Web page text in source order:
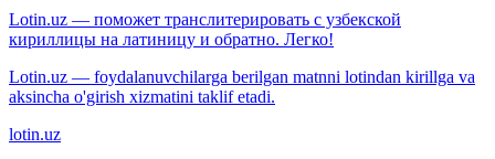
Lotin.uz — поможет транслитерировать с узбекской
кириллицы на латиницу и обратно. Легко!
Lotin.uz — foydalanuvchilarga berilgan matnni lotindan kirillga va
aksincha o'girish xizmatini taklif etadi.
lotin.uz